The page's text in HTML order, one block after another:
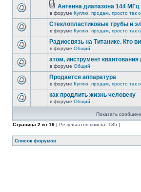
Антенна диапазона 144
в форуме Куплю, продам, просто так
Стеклопластиковые трубы и
в форуме Куплю, продам, просто так
Радиосвязь на Титанике. Кто
в форуме Общий
атом, инструмент
в форуме Общий
Продается аппаратура
в форуме Куплю, продам, просто так
как продлить жизнь человеку
в форуме Общий
Показать
Страница 2 из 19 [ Результатов поиска: 185 ]
Список форумов